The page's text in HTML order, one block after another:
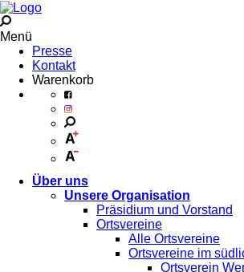
Menü
Presse
Kontakt
Warenkorb
Über uns
Unsere Organisation
Präsidium und Vorstand
Ortsvereine
Alle Ortsvereine
Ortsvereine im
Ortsverein